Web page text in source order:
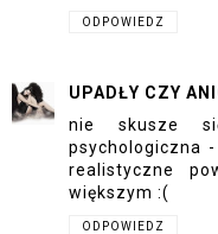
ODPOWIEDZ
UPADŁY CZY
nie skusze
psychologiczna
realistyczne
większym :(
ODPOWIEDZ